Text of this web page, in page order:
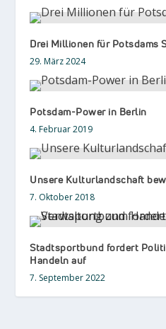
Drei Millionen für Potsdams
29. März 2024
Potsdam-Power in Berlin
4. Februar 2019
Unsere Kulturlandschaft
7. Oktober 2018
Stadtsportbund fordert
Handeln auf
7. September 2022